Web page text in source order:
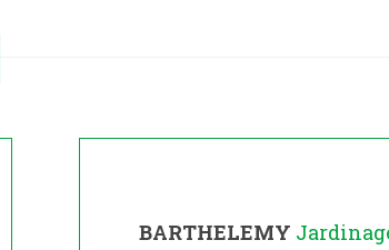
BARTHELEMY